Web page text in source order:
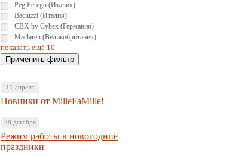
Peg Perego (Италия)
Baciuzzi (Италия)
CBX by Cybex (Германия)
Maclaren (Великобритания)
показать ещё 10
11 апреля
Новинки от MilleFaMille!
28 декабря
Режим работы в новогодние
праздники